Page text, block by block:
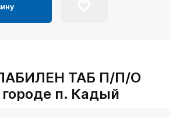
ТАБ П/П/О
п. Кадый